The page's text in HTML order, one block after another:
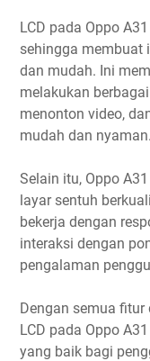
LCD pada Oppo
sehingga membuat
dan mudah. Ini
melakukan
menonton video,
mudah dan nyaman.
Selain itu, Oppo
layar sentuh
bekerja dengan
interaksi dengan
pengalaman
Dengan semua
LCD pada Oppo
yang baik bagi